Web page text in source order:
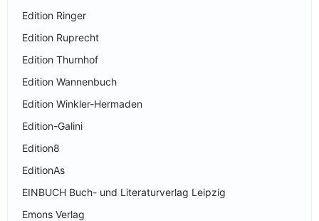
Edition Ringer
Edition Ruprecht
Edition Thurnhof
Edition Wannenbuch
Edition Winkler-Hermaden
Edition-Galini
Edition8
EditionAs
EINBUCH Buch- und Literaturverlag Leipzig
Emons Verlag